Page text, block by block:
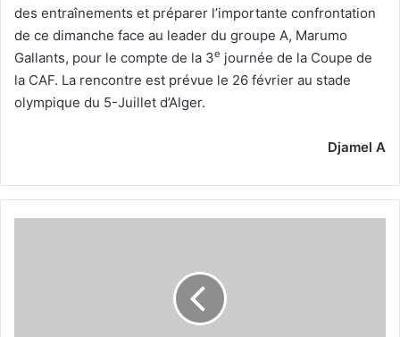
des entraînements et préparer l’importante confrontation
de ce dimanche face au leader du groupe A, Marumo
Gallants, pour le compte de la 3e journée de la Coupe de
la CAF. La rencontre est prévue le 26 février au stade
olympique du 5-Juillet d’Alger.
Djamel A